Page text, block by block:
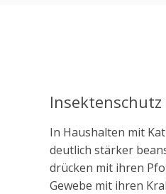
In Haushalten mit
deutlich stärker
drücken mit ihren
Gewebe mit ihren